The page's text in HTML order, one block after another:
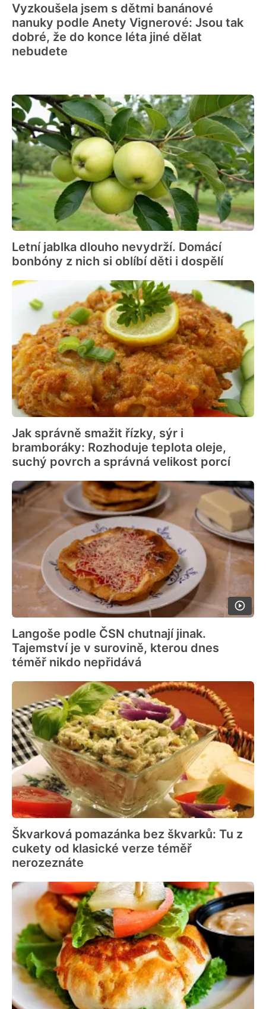
Vyzkoušela jsem s dětmi banánové
nanuky podle Anety Vignerové: Jsou tak
dobré, že do konce léta jiné dělat
nebudete
Letní jablka dlouho nevydrží. Domácí
bonbóny z nich si oblíbí děti i dospělí
Jak správně smažit řízky, sýr i
bramboráky: Rozhoduje teplota oleje,
suchý povrch a správná velikost porcí
Langoše podle ČSN chutnají jinak.
Tajemství je v surovině, kterou dnes
téměř nikdo nepřidává
Škvarková pomazánka bez škvarků: Tu z
cukety od klasické verze téměř
nerozeznáte